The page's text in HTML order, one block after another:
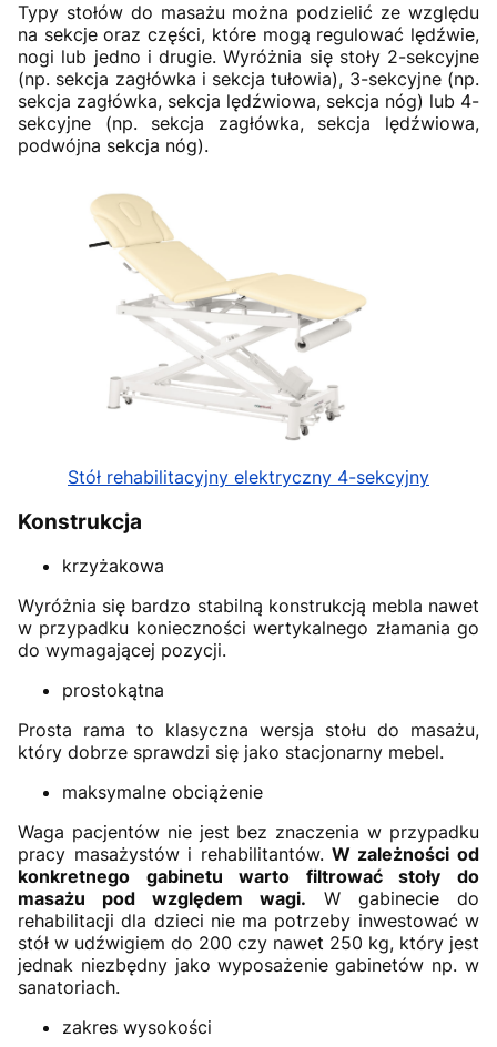
Typy stołów do masażu można podzielić ze względu
na sekcje oraz części, które mogą regulować lędźwie,
nogi lub jedno i drugie. Wyróżnia się stoły 2-sekcyjne
(np. sekcja zagłówka i sekcja tułowia), 3-sekcyjne (np.
sekcja zagłówka, sekcja lędźwiowa, sekcja nóg) lub 4-
sekcyjne (np. sekcja zagłówka, sekcja lędźwiowa,
podwójna sekcja nóg).
Stół rehabilitacyjny elektryczny 4-sekcyjny
Konstrukcja
krzyżakowa
Wyróżnia się bardzo stabilną konstrukcją mebla nawet
w przypadku konieczności wertykalnego złamania go
do wymagającej pozycji.
prostokątna
Prosta rama to klasyczna wersja stołu do masażu,
który dobrze sprawdzi się jako stacjonarny mebel.
maksymalne obciążenie
Waga pacjentów nie jest bez znaczenia w przypadku
pracy masażystów i rehabilitantów. W zależności od
konkretnego gabinetu warto filtrować stoły do
masażu pod względem wagi. W gabinecie do
rehabilitacji dla dzieci nie ma potrzeby inwestować w
stół w udźwigiem do 200 czy nawet 250 kg, który jest
jednak niezbędny jako wyposażenie gabinetów np. w
sanatoriach.
zakres wysokości